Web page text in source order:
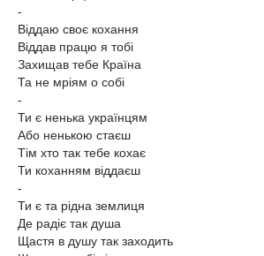
-
Віддаю своє кохання
Віддав працю я тобі
Захищав тебе Країна
Та не мріям о собі
-
Ти є ненька українцям
Або ненькою стаєш
Тім хто так тебе кохає
Ти коханням віддаєш
-
Ти є та рідна землиця
Де радіє так душа
Щастя в душу так заходить